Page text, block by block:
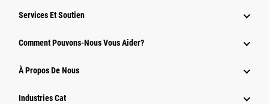
Services Et Soutien
Comment Pouvons-Nous Vous Aider?
À Propos De Nous
Industries Cat